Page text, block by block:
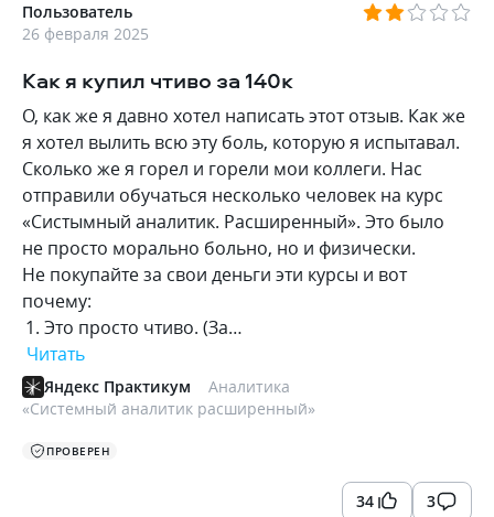
Пользователь
26 февраля 2025
Как я купил чтиво за 140к
О, как же я давно хотел написать этот отзыв. Как же
я хотел вылить всю эту боль, которую я испытавал.
Сколько же я горел и горели мои коллеги. Нас
отправили обучаться несколько человек на курс
«Систымный аналитик. Расширенный». Это было
не просто морально больно, но и физически.
Не покупайте за свои деньги эти курсы и вот
почему:
Это просто чтиво. (За…
Читать
Яндекс Практикум
Аналитика
«Системный аналитик расширенный»
ПРОВЕРЕН
34 3